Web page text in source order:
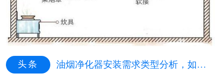
头条 油烟净化器安装需求类型分析，如何选择适合的油烟净化器安装类型